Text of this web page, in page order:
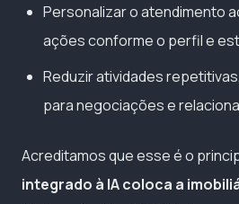
Personalizar o atendimento
ações conforme o perfil e
Reduzir atividades
para negociações e
Acreditamos que esse é o
integrado à IA coloca a